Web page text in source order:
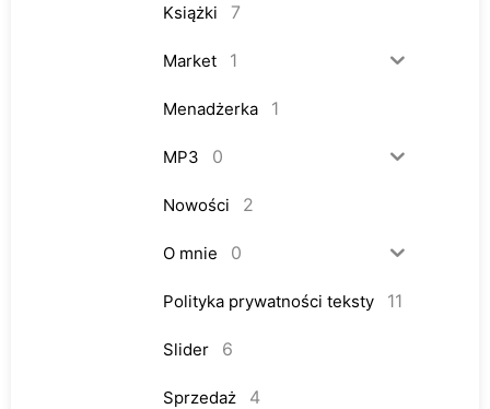
Książki 7
Market 1
Menadżerka 1
MP3 0
Nowości 2
O mnie 0
Polityka prywatności teksty 11
Slider 6
Sprzedaż 4